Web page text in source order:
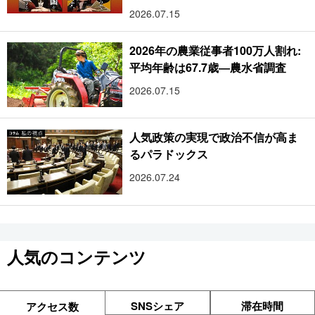
2026.07.15
2026年の農業従事者100万人割れ:
平均年齢は67.7歳―農水省調査
2026.07.15
人気政策の実現で政治不信が高ま
るパラドックス
2026.07.24
人気のコンテンツ
アクセス数 SNSシェア 滞在時間